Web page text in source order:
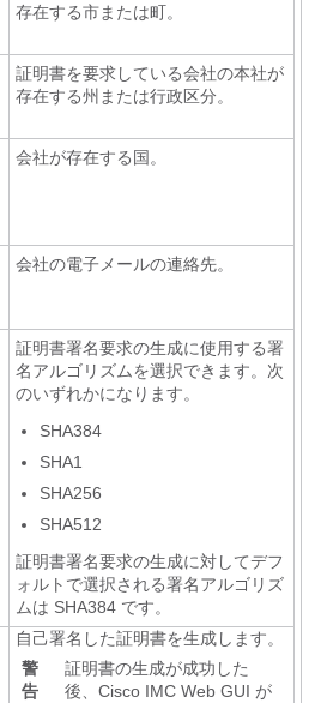
存在する市または町。
証明書を要求している会社の本社が
存在する州または行政区分。
会社が存在する国。
会社の電子メールの連絡先。
証明書署名要求の生成に使用する署
名アルゴリズムを選択できます。次
のいずれかになります。
SHA384
SHA1
SHA256
SHA512
証明書署名要求の生成に対してデフ
ォルトで選択される署名アルゴリズ
ムは SHA384 です。
自己署名した証明書を生成します。
警
告
証明書の生成が成功した
後、Cisco IMC Web GUI が